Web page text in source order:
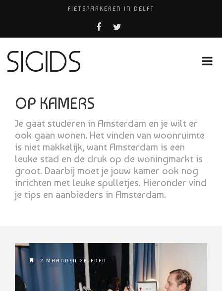
FIETSPARKEREN IN DELFT
PIZZERIA POMPEÏ ￼
COCKTAILS ON THE SPOT!
OP KAMERS
Je gaat studeren in Amsterdam en je wilt er
ook gaan wonen. Het vinden van woonruimte
is niet makkelijk, want Amsterdam is een
leuke stad en de druk op de woningmarkt is
groot. Daarbij moet je jouw kamer ook nog
inrichten met leuke spulletjes. Hieronder vind
je tips en aanbieders in Amsterdam.
2 MAANDEN GELEDEN